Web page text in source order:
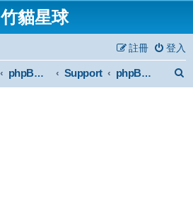
竹貓星球
登入
註冊
phpBB2 Forum Archive Support phpBB 2 plus 綜合討論